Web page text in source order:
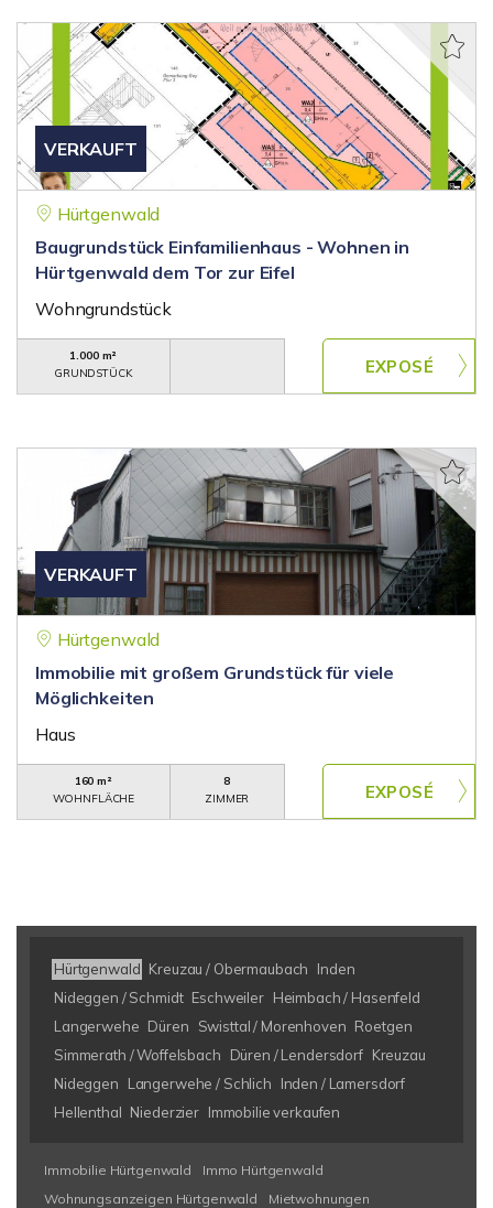
VERKAUFT
Hürtgenwald
Baugrundstück Einfamilienhaus - Wohnen in
Hürtgenwald dem Tor zur Eifel
Wohngrundstück
1.000 m²
GRUNDSTÜCK
VERKAUFT
Hürtgenwald
Immobilie mit großem Grundstück für viele
Möglichkeiten
Haus
160 m²
WOHNFLÄCHE
8
ZIMMER
Hürtgenwald Kreuzau / Obermaubach
Inden
Nideggen / Schmidt Eschweiler Heimbach / Hasenfeld
Langerwehe Düren Swisttal / Morenhoven Roetgen
Simmerath / Woffelsbach
Düren / Lendersdorf Kreuzau
Nideggen
Langerwehe / Schlich
Inden / Lamersdorf
Hellenthal Niederzier Immobilie verkaufen
Immobilie Hürtgenwald
Immo Hürtgenwald
Wohnungsanzeigen Hürtgenwald
Mietwohnungen